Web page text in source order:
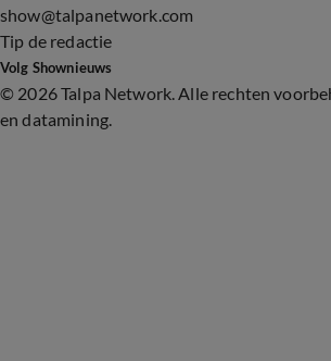
show@talpanetwork.com
Tip de redactie
Volg Shownieuws
© 2026 Talpa Network. Alle rechten
en datamining.